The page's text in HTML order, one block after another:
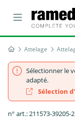
Attelage
Sélectionner le
adapté.
Sélection
n° art.: 211573-39205-2